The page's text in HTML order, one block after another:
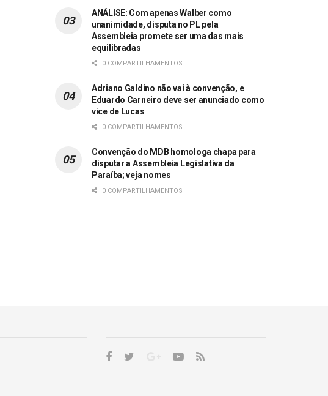
ANÁLISE: Com apenas Walber como
unanimidade, disputa no PL pela
Assembleia promete ser uma das mais
equilibradas
0 COMPARTILHAMENTOS
Adriano Galdino não vai à convenção, e
Eduardo Carneiro deve ser anunciado como
vice de Lucas
0 COMPARTILHAMENTOS
Convenção do MDB homologa chapa para
disputar a Assembleia Legislativa da
Paraíba; veja nomes
0 COMPARTILHAMENTOS